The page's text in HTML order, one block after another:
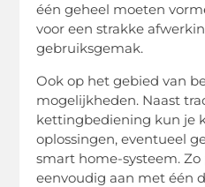
één geheel moeten
voor een strakke
gebruiksgemak.
Ook op het gebied van
mogelijkheden. Naast
kettingbediening kun je
oplossingen, eventueel
smart home-systeem.
eenvoudig aan met één